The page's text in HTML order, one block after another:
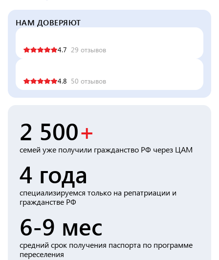
Консульство РФ в Швейцарии
НАМ ДОВЕРЯЮТ
4.7 29 отзывов
4.8 50 отзывов
2 500+
семей уже получили гражданство РФ через ЦАМ
4 года
специализируемся только на репатриации и
гражданстве РФ
6-9 мес
средний срок получения паспорта по программе
переселения